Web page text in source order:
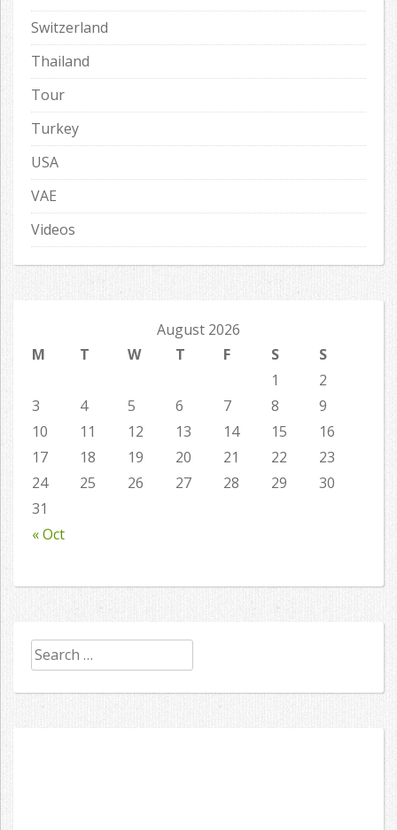
Switzerland
Thailand
Tour
Turkey
USA
VAE
Videos
August 2026
M
T W T F S S
« Oct
1
2
3
4 5 6 7 8
9
10
11 12 13 14 15
16
17
18 19 20 21 22
23
24
25 26 27 28 29
30
31
Search
for: